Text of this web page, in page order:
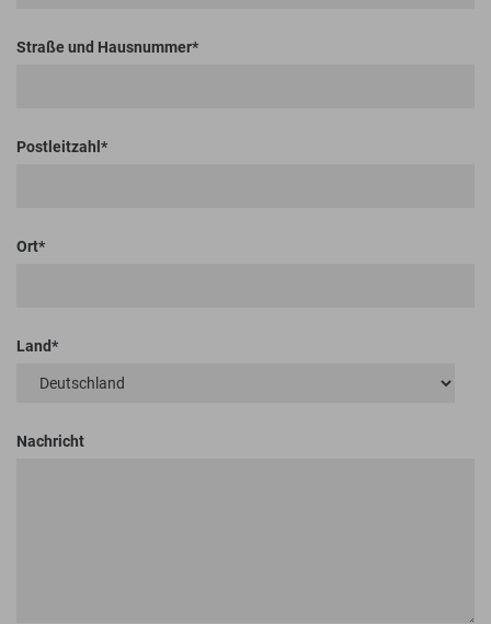
Straße und Hausnummer
Postleitzahl
Ort
Land
Nachricht